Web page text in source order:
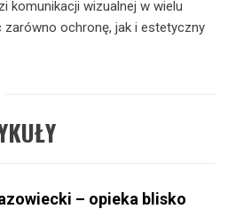
komunikacji wizualnej w wielu
zarówno ochronę, jak i estetyczny
– opieka blisko